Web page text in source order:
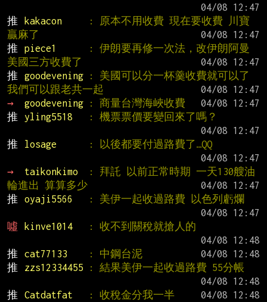
推
kakacon
: 原本不用收費 現在要收費 川寶
贏麻了
推
piece1
: 伊朗要再修一次法，改伊朗阿曼
美國三方收費了
推
goodevening
: 美國可以分一杯羹收費就可以了
我們可以跟老共一起
→
goodevening : 商量台灣海峽收費
推
yling5518
: 機票票價要變回來了嗎？
推
losage
: 以後都要付過路費了…QQ
→
taikonkimo
: 拜託 以前正常時期 一天130艘油
輪進出 算算多少
推
oyaji5566
: 美伊一起收過路費 以色列虧爛
噓
kinve1014
: 收不到關稅就搶人的
推
cat77133 : 中鋼台泥
推
zzs12334455
: 結果美伊一起收過路費 55分帳
推
Catdatfat : 收稅金分我一半